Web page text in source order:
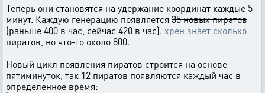
Теперь они становятся на удержание координат каждые 5
минут. Каждую генерацию появляется 35 новых пиратов
(раньше 400 в час, сейчас 420 в час). хрен знает сколько
пиратов, но что-то около 800.
Новый цикл появления пиратов строится на основе
пятиминуток, так 12 пиратов появляются каждый час в
определенное время: